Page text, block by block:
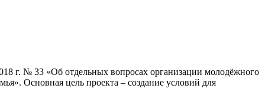
г. № 33 «Об отдельных вопросах организации молодёжного
Основная цель проекта – создание условий для